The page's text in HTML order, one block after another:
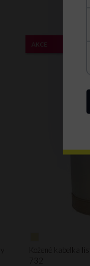
Kožené kabelka
732
AKCE